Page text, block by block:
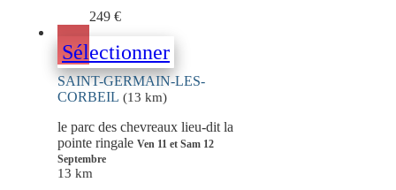
249 €
Sélectionner
SAINT-GERMAIN-LES-
CORBEIL (13 km)
le parc des chevreaux lieu-dit la
pointe ringale Ven 11 et Sam 12
Septembre
13 km